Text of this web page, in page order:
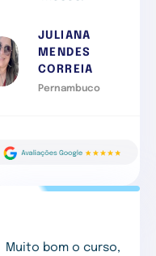
JULIANA
MENDES
CORREIA
Pernambuco
Muito bom o curso,